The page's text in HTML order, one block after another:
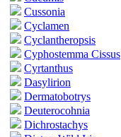
Cussonia
Cyclamen
Cyclantheropsis
Cyphostemma Cissus
Cyrtanthus
Dasylirion
Dermatobotrys
Deuterocohnia
Dichrostachys